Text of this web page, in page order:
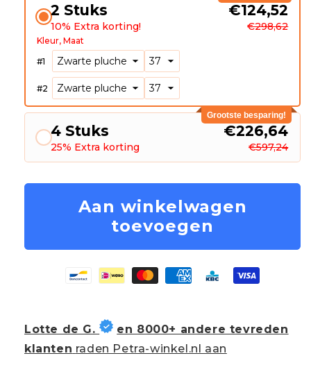
2 Stuks
10% Extra korting!
€124,52
€298,62
Kleur Maat
#1
#2
Grootste besparing!
4 Stuks
25% Extra korting
€226,64
€597,24
Aan winkelwagen
toevoegen
Lotte de G.
en 8000+ andere tevreden
klanten raden Petra-winkel.nl aan